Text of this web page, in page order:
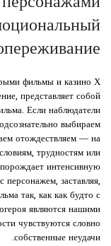
фильмы и казино Х
представляет собой
Если наблюдатели
выбираем
отождествляем — на
трудностям или
интенсивную
заставляя,
так, как как будто с
являются нашими
чувствуются словно
собственные неудачи.